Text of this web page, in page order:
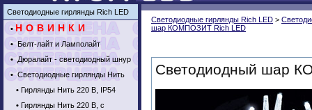
Светодиодные гирлянды Rich LED
•НОВИНКИ
•Белт-лайт и Ламполайт
•Дюралайт - светодиодный шнур
•Светодиодные гирлянды Нить
• Гирлянды Нить 220 В, IP54
• Гирлянды Нить 220 В, с
Светодиодные гирлянды Rich LED >
шар КОМПОЗИТ Rich LED
Светодиодный шар